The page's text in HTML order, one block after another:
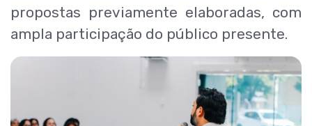
propostas previamente elaboradas, com
ampla participação do público presente.